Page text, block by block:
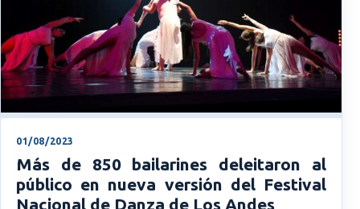
01/08/2023
Más de 850 bailarines deleitaron al
público en nueva versión del Festival
Nacional de Danza de Los Andes